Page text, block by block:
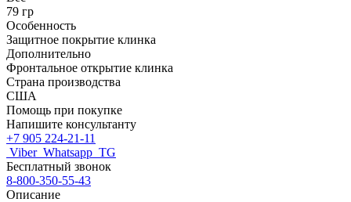
79 гр
Особенность
Защитное покрытие клинка
Дополнительно
Фронтальное открытие клинка
Страна производства
США
Помощь при покупке
Напишите консультанту
+7 905 224-21-11
Viber Whatsapp TG
Бесплатный звонок
8-800-350-55-43
Описание